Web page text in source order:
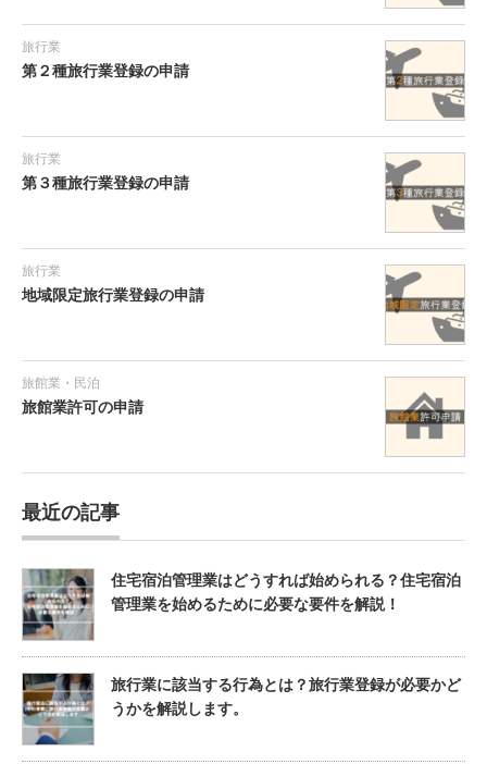
旅行業
第２種旅行業登録の申請
旅行業
第３種旅行業登録の申請
旅行業
地域限定旅行業登録の申請
旅館業・民泊
旅館業許可の申請
最近の記事
住宅宿泊管理業はどうすれば始められる？住宅宿泊
管理業を始めるために必要な要件を解説！
旅行業に該当する行為とは？旅行業登録が必要かど
うかを解説します。